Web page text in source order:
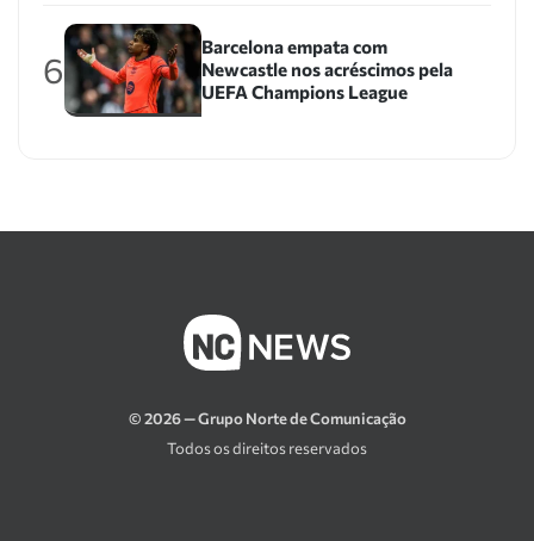
6
Barcelona empata com
Newcastle nos acréscimos pela
UEFA Champions League
© 2026 — Grupo Norte de Comunicação
Todos os direitos reservados